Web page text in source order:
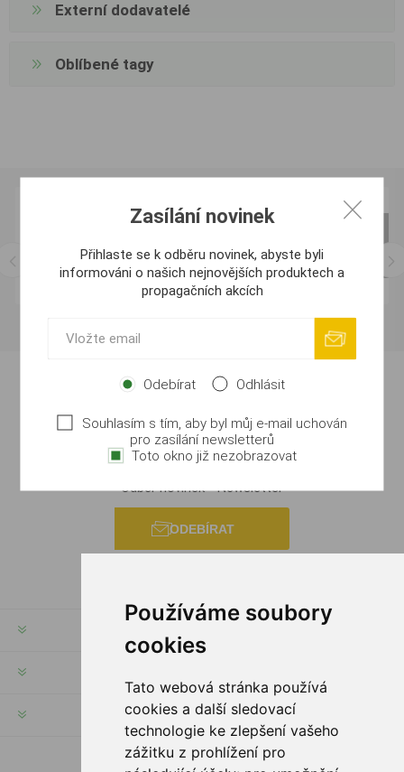
Používáme soubory
cookies
Tato webová stránka používá
cookies a další sledovací
technologie ke zlepšení vašeho
zážitku z prohlížení pro
Externí dodavatelé
Oblíbené tagy
Odběr novinek - Newsletter
ODEBÍRAT
INFORMACE
Zasílání novinek
Přihlaste se k odběru novinek, abyste byli
informováni o našich nejnovějších produktech a
propagačních akcích
Odebírat Odhlásit
Souhlasím s tím, aby byl můj e-mail uchován
pro zasílání newsletterů
Toto okno již nezobrazovat